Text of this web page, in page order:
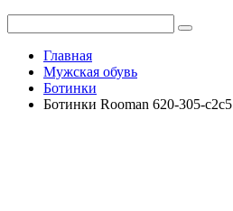
Главная
Мужская обувь
Ботинки
Ботинки Rooman 620-305-c2c5